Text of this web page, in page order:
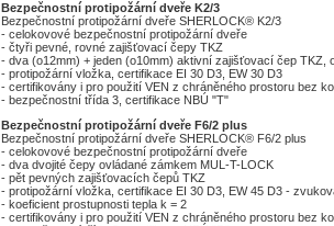
Bezpečnostní protipožární dveře K2/3
Bezpečnostní protipožární dveře SHERLOCK® K2/3
- celokovové bezpečnostní protipožární dveře
- čtyři pevné, rovné zajišťovací čepy TKZ
- dva (o12mm) + jeden (o10mm) aktivní zajišťovací čep TKZ,
- protipožární vložka, certifikace EI 30 D3, EW 30 D3
- certifikovány i pro použití VEN z chráněného prostoru bez
- bezpečnostní třída 3, certifikace NBÚ "T"
Bezpečnostní protipožární dveře F6/2 plus
Bezpečnostní protipožární dveře SHERLOCK® F6/2 plus
- celokovové bezpečnostní protipožární dveře
- dva dvojité čepy ovládané zámkem MUL-T-LOCK
- pět pevných zajišťovacích čepů TKZ
- protipožární vložka, certifikace EI 30 D3, EW 45 D3 -
- koeficient prostupnosti tepla k = 2
- certifikovány i pro použití VEN z chráněného prostoru bez